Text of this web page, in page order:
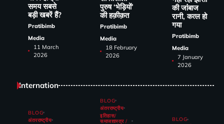
समय सबसे
बड़ी खबरें हैं?
Pratibimb
Media
11 March
2026
पुरुष ‘भेड़ियों’
की हक़ीक़त
Pratibimb
Media
18 February
2026
की जांंबाज
रानी, कत्‍ल हो
गया
Pratibimb
Media
7 January
2026
Internation
BLOG
अंतरराष्ट्रीय
BLOG
अंतरराष्ट्रीय
इतिहास/
समाजशास्त्र /
BLOG